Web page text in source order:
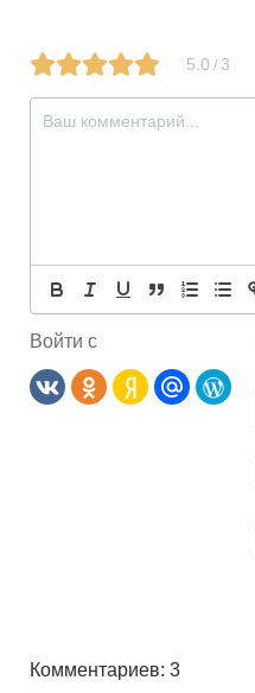
5.0 / 3
Войти с
Комментариев: 3